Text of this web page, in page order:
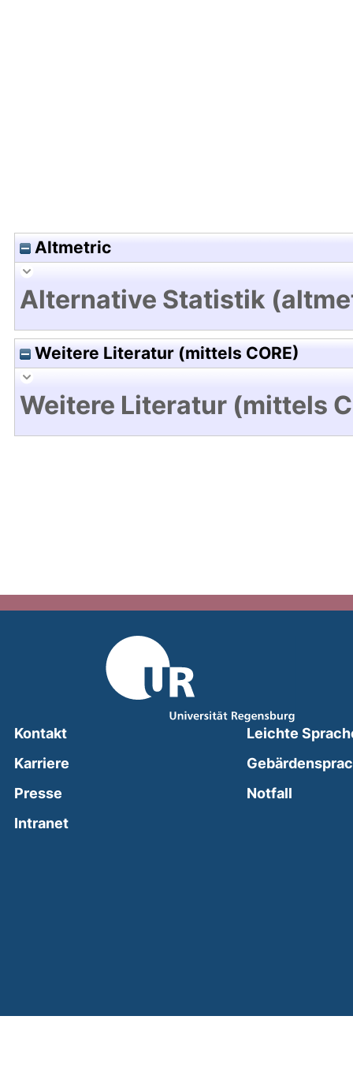
Altmetric
Alternative Statistik
Weitere Literatur (mittels CORE)
Weitere Literatur (mittels
Kontakt
Karriere
Presse
Intranet(external link, opens in a new window)
Leichte
Notfall